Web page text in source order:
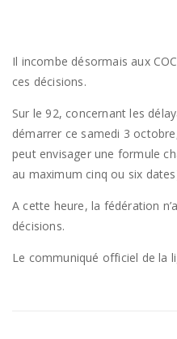
Il incombe désormais aux
ces décisions.
Sur le 92, concernant les
démarrer ce samedi 3
peut envisager une formule
au maximum cinq ou six
A cette heure, la fédération
décisions.
Le communiqué officiel de la